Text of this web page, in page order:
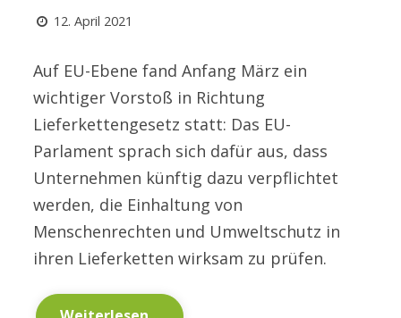
12. April 2021
Auf EU-Ebene fand Anfang März ein
wichtiger Vorstoß in Richtung
Lieferkettengesetz statt: Das EU-
Parlament sprach sich dafür aus, dass
Unternehmen künftig dazu verpflichtet
werden, die Einhaltung von
Menschenrechten und Umweltschutz in
ihren Lieferketten wirksam zu prüfen.